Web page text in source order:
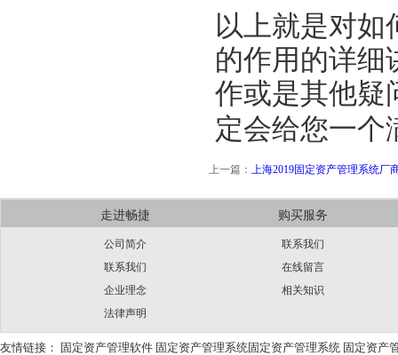
以上就是对如
的作用的详细
作或是其他疑
定会给您一个
上一篇： 上海2019固定资产管理系统厂
走进畅捷
公司简介
联系我们
企业理念
法律声明
购买服务
联系我们
在线留言
相关知识
友情链接： 固定资产管理软件 固定资产管理系统固定资产管理系统 固定资产